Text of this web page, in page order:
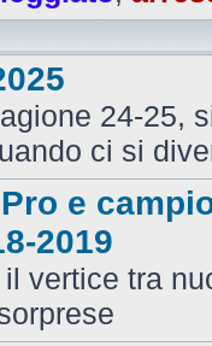
24-25,
ci si
e
2019
vertice tra